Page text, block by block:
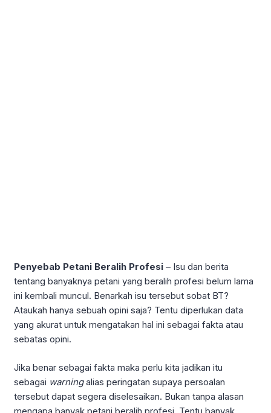
Penyebab Petani Beralih Profesi – Isu dan berita
tentang banyaknya petani yang beralih profesi belum lama
ini kembali muncul. Benarkah isu tersebut sobat BT?
Ataukah hanya sebuah opini saja? Tentu diperlukan data
yang akurat untuk mengatakan hal ini sebagai fakta atau
sebatas opini.
Jika benar sebagai fakta maka perlu kita jadikan itu
sebagai warningalias peringatan supaya persoalan
tersebut dapat segera diselesaikan. Bukan tanpa alasan